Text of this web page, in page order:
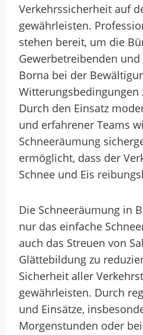
Verkehrssicherheit auf
gewährleisten.
stehen bereit, um die
Gewerbetreibenden
Borna bei der
Witterungsbedingungen
Durch den Einsatz
und erfahrener Teams
Schneeräumung
ermöglicht, dass der
Schnee und Eis
Die Schneeräumung in
nur das einfache
auch das Streuen von
Glättebildung zu
Sicherheit aller
gewährleisten. Durch
und Einsätze,
Morgenstunden oder